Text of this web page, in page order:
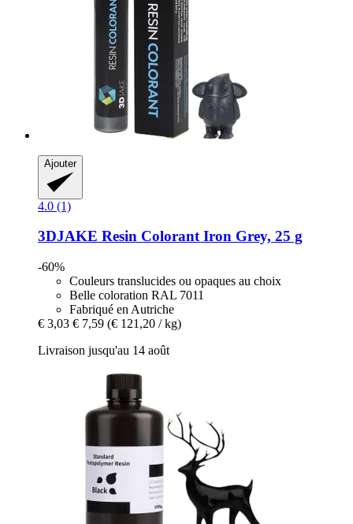
Ajouter
4.0 (1)
3DJAKE Resin Colorant Iron Grey, 25 g
-60%
Couleurs translucides ou opaques au choix
Belle coloration RAL 7011
Fabriqué en Autriche
€ 3,03 € 7,59 (€ 121,20 / kg)
Livraison jusqu'au 14 août